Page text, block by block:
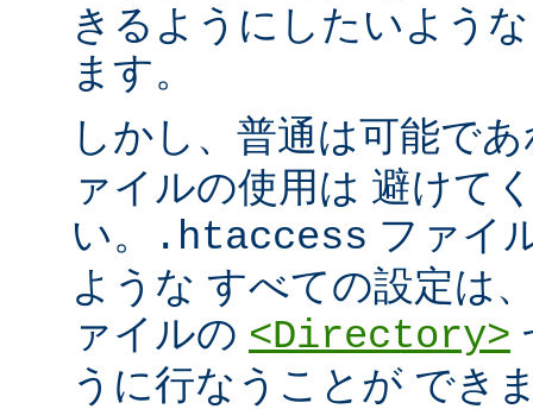
きるようにしたいよう
ます。
しかし、普通は可能で
ァイルの使用は 避けて
い。
.htaccess ファイ
ような すべての設定は
ァイルの <Directory>
うに行なうことが でき